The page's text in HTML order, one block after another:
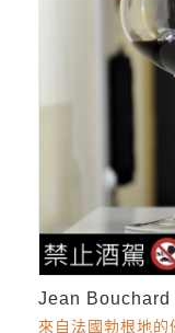
Jean
來自法國勃根地